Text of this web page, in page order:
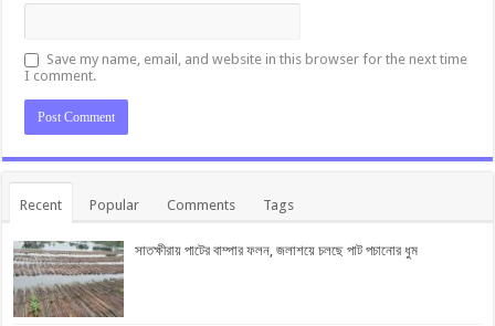
Save my name, email, and website in this browser for the next time
I comment.
Recent Popular Comments Tags
সাতক্ষীরায় পাটের বাম্পার ফলন, জলাশয়ে চলছে পাট পচানোর ধুম